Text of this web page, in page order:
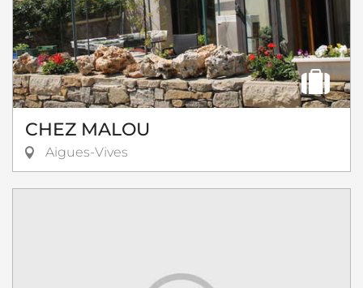
CHEZ MALOU
Aigues-Vives